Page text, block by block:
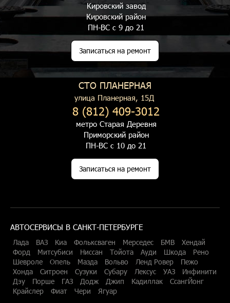
Кировский завод
Кировский район
ПН-ВС с 9 до 21
Записаться на ремонт
СТО ПЛАНЕРНАЯ
улица Планерная, 15Д
8 (812) 409-3012
метро Старая Деревня
Приморский район
ПН-ВС с 10 до 21
Записаться на ремонт
АВТОСЕРВИСЫ В САНКТ-ПЕТЕРБУРГЕ
Лада ВАЗ Киа Фольксваген Мерседес БМВ
Хендай
Форд
Митсубиси Ниссан Тойота Ауди Шкода
Рено
Шевроле
Опель Мазда Вольво Ленд Ровер
Пежо
Хонда
Ситроен Сузуки Субару Лексус УАЗ
Инфинити
Дэу
Порше ГАЗ Додж Джип Кадиллак
СсангЙонг
Крайслер
Фиат Чери Ягуар